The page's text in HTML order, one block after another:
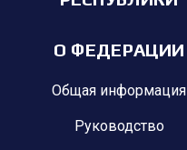
О ФЕДЕРАЦИИ
Общая информация
Руководство